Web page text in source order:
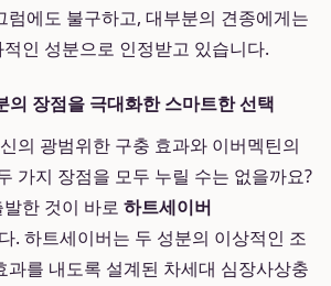
럼에도 불구하고, 대부분의 견종에게는
인 성분으로 인정받고 있습니다.
의 장점을 극대화한 스마트한 선택
의 광범위한 구충 효과와 이버멕틴의
가지 장점을 모두 누릴 수는 없을까요?
한 것이 바로 하트세이버
. 하트세이버는 두 성분의 이상적인 조
과를 내도록 설계된 차세대 심장사상충